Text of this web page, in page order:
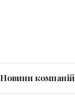
Новини компаній